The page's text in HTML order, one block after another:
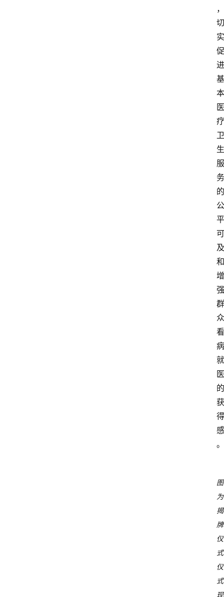
，
切
实
促
进
基
本
医
疗
卫
生
服
务
的
公
平
可
及
和
增
强
群
众
看
病
就
医
的
获
得
感
。
图
为
揭
牌
仪
式
仪
式
现